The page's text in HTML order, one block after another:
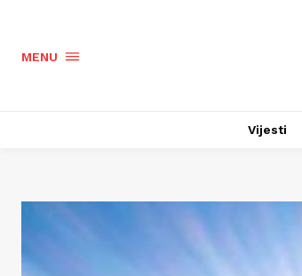
MENU
Vijesti